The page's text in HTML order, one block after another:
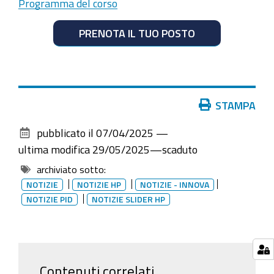
Programma del corso
PRENOTA IL TUO POSTO
documento
STAMPA
pubblicato il 07/04/2025 —
ultima modifica 29/05/2025—scaduto
archiviato sotto:
NOTIZIE NOTIZIE HP
NOTIZIE - INNOVA
NOTIZIE PID
NOTIZIE SLIDER HP
Contenuti correlati